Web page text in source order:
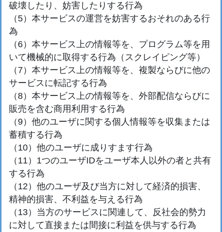
破壊したり、妨害したりする行為
（5）本サービスの運営を妨害するおそれのある行
為
（6）本サービス上の情報等を、プログラム等を用
いて機械的に取得する行為（スクレイピング等）
（7）本サービス上の情報等を、複製ならびに他の
サービスに転記する行為
（8）本サービス上の情報等を、外部配信ならびに
販売を含む商用利用する行為
（9）他のユーザに関する個人情報等を収集または
蓄積する行為
（10）他のユーザに成りすます行為
（11）1つのユーザIDをユーザ本人以外の者と共有
する行為
（12）他のユーザ及び当方に対して経済的損害、
精神的損害、不利益を与える行為
（13）当方のサービスに関連して、反社会的勢力
に対して直接または間接に利益を供与する行為